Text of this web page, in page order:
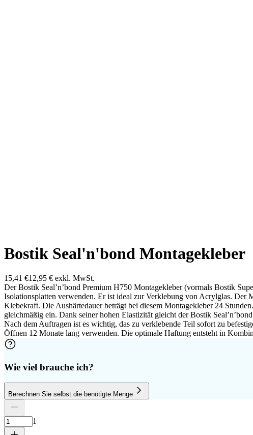
Bostik Seal'n'bond Montagekleber
15,41 €12,95 € exkl. MwSt.
Der Bostik Seal’n’bond Premium H750 Montagekleber (vormals Bostik
Isolationsplatten verwenden. Er ist ideal zur Verklebung von Acrylglas. Der
Klebekraft. Die Aushärtedauer beträgt bei diesem Montagekleber 24
gleichmäßig ein. Dank seiner hohen Elastizität gleicht der Bostik
Nach dem Auftragen ist es wichtig, das zu verklebende Teil sofort zu
Öffnen 12 Monate lang verwenden. Die optimale Haftung entsteht in
Wie viel brauche ich?
Berechnen Sie selbst die benötigte Menge
Anzahl Platten
Höhe
Breite
Platte entfernen
1